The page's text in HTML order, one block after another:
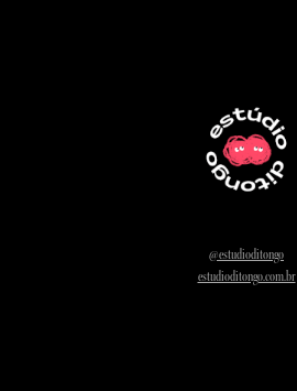
@estudioditongo
estudioditongo.com.br